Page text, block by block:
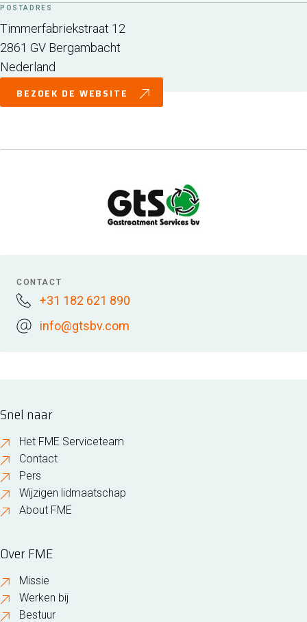
POSTADRES
Timmerfabriekstraat 12
2861 GV Bergambacht
Nederland
BEZOEK DE WEBSITE
CONTACT
+31 182 621 890
info@gtsbv.com
Snel naar
Het FME Serviceteam
Contact
Pers
Wijzigen lidmaatschap
About FME
Over FME
Missie
Werken bij
Bestuur